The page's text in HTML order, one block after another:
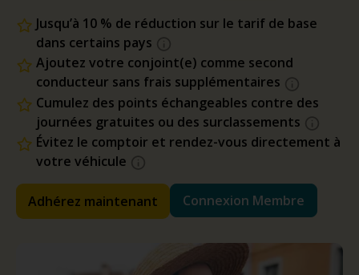
Jusqu’à 10 % de réduction sur le tarif de base
dans certains pays
Ajoutez votre conjoint(e) comme second
conducteur sans frais supplémentaires
Cumulez des points échangeables contre des
journées gratuites ou des surclassements
Évitez le comptoir et rendez-vous directement à
votre véhicule
Adhérez maintenant Connexion Membre